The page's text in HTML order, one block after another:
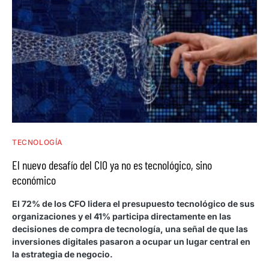
TECNOLOGÍA
El nuevo desafío del CIO ya no es tecnológico, sino
económico
El 72% de los CFO lidera el presupuesto tecnológico de sus
organizaciones y el 41% participa directamente en las
decisiones de compra de tecnología, una señal de que las
inversiones digitales pasaron a ocupar un lugar central en
la estrategia de negocio.